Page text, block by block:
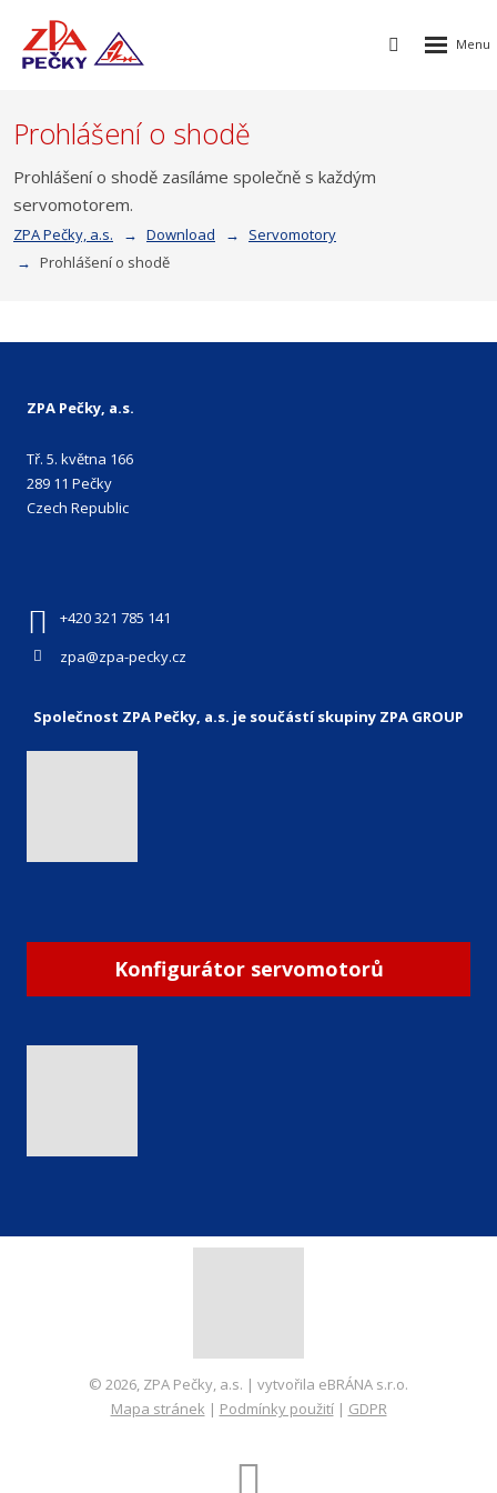
Vyhledávání
Rozbalení
Prohlášení o shodě
Prohlášení o shodě zasíláme společně s každým
servomotorem.
ZPA Pečky, a.s. Download
Servomotory
Prohlášení o shodě
ZPA Pečky, a.s.
Tř. 5. května 166
289 11 Pečky
Czech Republic
+420 321 785 141
zpa@zpa-pecky.cz
Společnost ZPA Pečky, a.s. je součástí skupiny ZPA GROUP
Konfigurátor servomotorů
© 2026, ZPA Pečky, a.s. | vytvořila eBRÁNA s.r.o.
Mapa stránek | Podmínky použití | GDPR